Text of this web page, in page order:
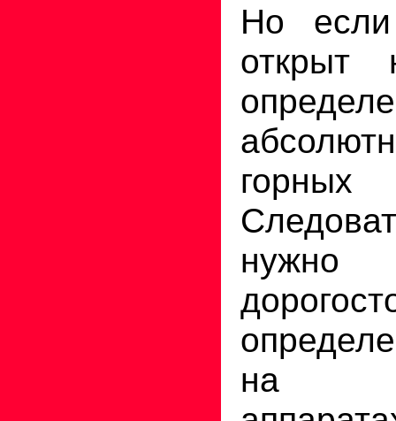
Но
открыт
нужно
на